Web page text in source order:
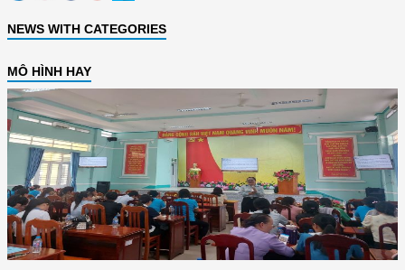
NEWS WITH CATEGORIES
MÔ HÌNH HAY